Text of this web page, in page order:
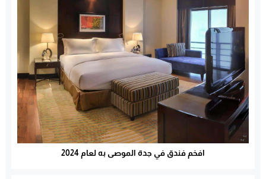
افخم فندق في جدة الموصى به لعام 2024